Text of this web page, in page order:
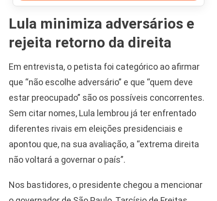
Lula minimiza adversários e
rejeita retorno da direita
Em entrevista, o petista foi categórico ao afirmar
que “não escolhe adversário” e que “quem deve
estar preocupado” são os possíveis concorrentes.
Sem citar nomes, Lula lembrou já ter enfrentado
diferentes rivais em eleições presidenciais e
apontou que, na sua avaliação, a “extrema direita
não voltará a governar o país”.
Nos bastidores, o presidente chegou a mencionar